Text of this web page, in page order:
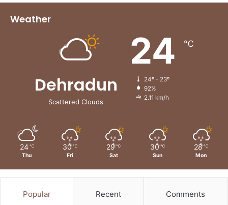
Weather
Dehradun
Scattered Clouds
24 ℃
24º - 23º
92%
2.11 km/h
24 ℃
Thu
30 ℃
Fri
29 ℃
Sat
30 ℃
Sun
28 ℃
Mon
Popular Recent Comments